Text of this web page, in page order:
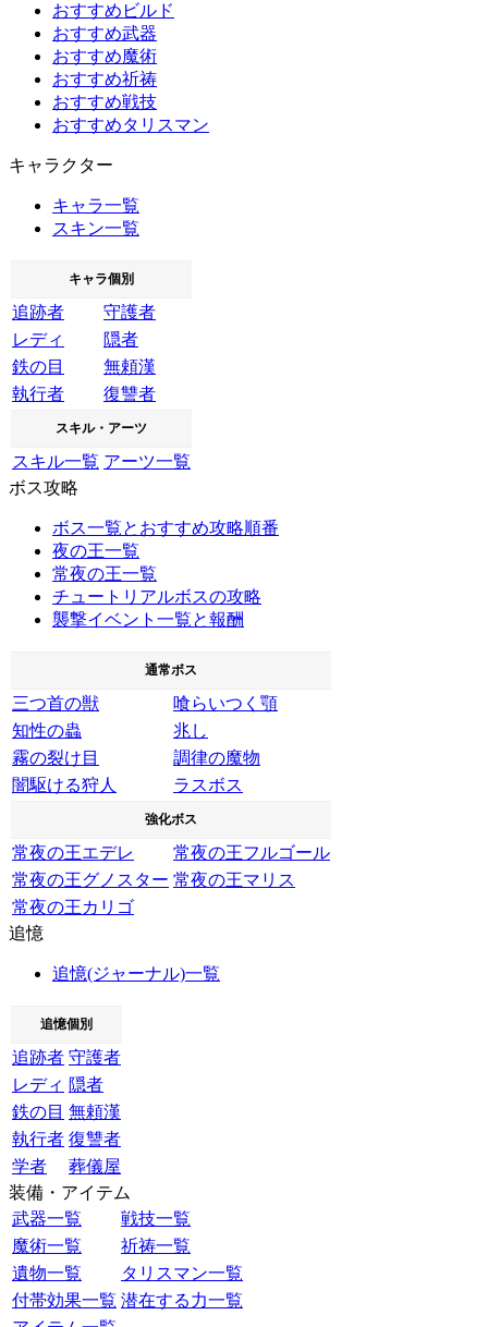
おすすめビルド
おすすめ武器
おすすめ魔術
おすすめ祈祷
おすすめ戦技
おすすめタリスマン
キャラクター
キャラ一覧
スキン一覧
キャラ個別
追跡者
守護者
レディ
隠者
鉄の目
無頼漢
執行者
復讐者
スキル・アーツ
スキル一覧 アーツ一覧
ボス攻略
ボス一覧とおすすめ攻略順番
夜の王一覧
常夜の王一覧
チュートリアルボスの攻略
襲撃イベント一覧と報酬
通常ボス
三つ首の獣
喰らいつく顎
知性の蟲
兆し
霧の裂け目
調律の魔物
闇駆ける狩人
ラスボス
強化ボス
常夜の王エデレ
常夜の王フルゴール
常夜の王グノスター 常夜の王マリス
常夜の王カリゴ
追憶
追憶(ジャーナル)一覧
追憶個別
追跡者 守護者
レディ 隠者
鉄の目 無頼漢
執行者 復讐者
学者
葬儀屋
装備・アイテム
武器一覧
戦技一覧
魔術一覧
祈祷一覧
遺物一覧
タリスマン一覧
付帯効果一覧 潜在する力一覧